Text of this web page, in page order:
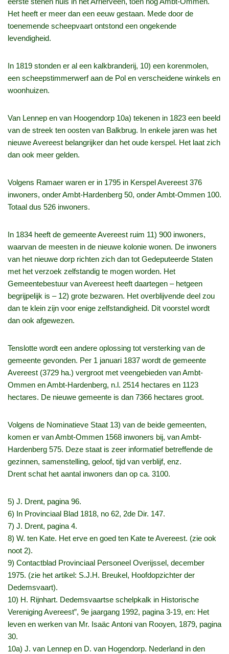
Het heeft er meer dan een eeuw gestaan. Mede door de
toenemende scheepvaart ontstond een ongekende
levendigheid.
In 1819 stonden er al een kalkbranderij, 10) een korenmolen,
een scheepstimmerwerf aan de Pol en verscheidene winkels en
woonhuizen.
Van Lennep en van Hoogendorp 10a) tekenen in 1823 een beeld
van de streek ten oosten van Balkbrug. In enkele jaren was het
nieuwe Avereest belangrijker dan het oude kerspel. Het laat zich
dan ook meer gelden.
Volgens Ramaer waren er in 1795 in Kerspel Avereest 376
inwoners, onder Ambt-Hardenberg 50, onder Ambt-Ommen 100.
Totaal dus 526 inwoners.
In 1834 heeft de gemeente Avereest ruim 11) 900 inwoners,
waarvan de meesten in de nieuwe kolonie wonen. De inwoners
van het nieuwe dorp richten zich dan tot Gedeputeerde Staten
met het verzoek zelfstandig te mogen worden. Het
Gemeentebestuur van Avereest heeft daartegen – hetgeen
begrijpelijk is – 12) grote bezwaren. Het overblijvende deel zou
dan te klein zijn voor enige zelfstandigheid. Dit voorstel wordt
dan ook afgewezen.
Tenslotte wordt een andere oplossing tot versterking van de
gemeente gevonden. Per 1 januari 1837 wordt de gemeente
Avereest (3729 ha.) vergroot met veengebieden van Ambt-
Ommen en Ambt-Hardenberg, n.l. 2514 hectares en 1123
hectares. De nieuwe gemeente is dan 7366 hectares groot.
Volgens de Nominatieve Staat 13) van de beide gemeenten,
komen er van Ambt-Ommen 1568 inwoners bij, van Ambt-
Hardenberg 575. Deze staat is zeer informatief betreffende de
gezinnen, samenstelling, geloof, tijd van verblijf, enz.
Drent schat het aantal inwoners dan op ca. 3100.
5) J. Drent, pagina 96.
6) In Provinciaal Blad 1818, no 62, 2de Dir. 147.
7) J. Drent, pagina 4.
8) W. ten Kate. Het erve en goed ten Kate te Avereest. (zie ook
noot 2).
9) Contactblad Provinciaal Personeel Overijssel, december
1975. (zie het artikel: S.J.H. Breukel, Hoofdopzichter der
Dedemsvaart).
10) H. Rijnhart. Dedemsvaartse schelpkalk in Historische
Vereniging Avereest”, 9e jaargang 1992, pagina 3-19, en: Het
leven en werken van Mr. Isaäc Antoni van Rooyen, 1879, pagina
30.
10a) J. van Lennep en D. van Hogendorp. Nederland in den